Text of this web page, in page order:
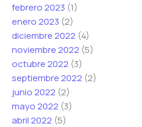
febrero 2023 (1)
enero 2023 (2)
diciembre 2022 (4)
noviembre 2022 (5)
octubre 2022 (3)
septiembre 2022 (2)
junio 2022 (2)
mayo 2022 (3)
abril 2022 (5)